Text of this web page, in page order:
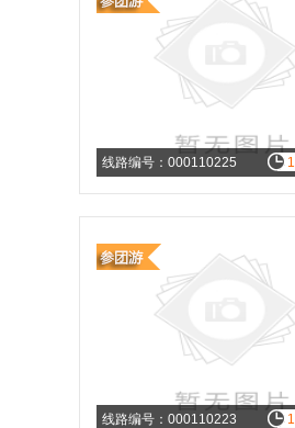
1
线路编号：000110225
1
线路编号：000110223